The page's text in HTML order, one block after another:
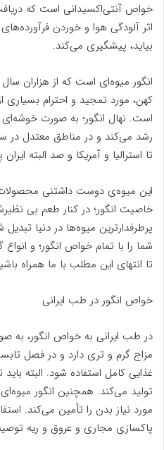
خواص آنتی‌اکسیدانی است که
اثر آلودگی هوا و خوردن
بیاید، پیشگیری می‌کند.
انگور میوه‌ای است که از هزاران
کهن، مورد تمجید و احترام بسیاری
است. نهال انگور؛ به صورت
رشد می‌کند و در مناطق معتدل در
تا استرالیا و آمریکا و صد البته
این میوه‌ی دوست داشتنی
خاصیت انگور؛ در کنار طعم بی
پرطرفدارترین میوه‌ها در دنیا
شما را با تمام خواص انگور؛ و
تا انتهای این مطلب با ما همراه
خواص انگور در طب ایرانی
در طب ایرانی به خواص انگور، به
مزاج گرم و تری دارد و در فصل
غذایی کامل استفاده شود. البته
تولید می‌کند. همچنین انگور
مورد نیاز بدن را تأمین می‌کند.
پاکسازی مجاری و عروق و ریه